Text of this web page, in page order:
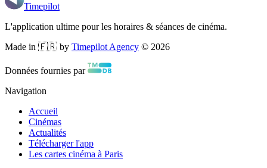
Timepilot
L'application ultime pour les horaires & séances de cinéma.
Made in 🇫🇷 by Timepilot Agency © 2026
Données fournies par
Navigation
Accueil
Cinémas
Actualités
Télécharger l'app
Les cartes cinéma à Paris